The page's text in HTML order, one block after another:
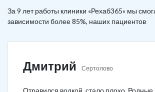
За 9 лет работы клиники «Рехаб365» мы
зависимости более 85%, наших пациентов
Дмитрий Сертолово
Отравился водкой, стало плохо. Родные